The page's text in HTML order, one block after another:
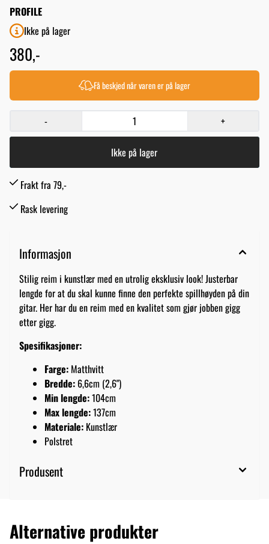
PROFILE
Ikke på lager
380,-
Få beskjed når varen er på lager
- +
Ikke på lager
Frakt fra 79,-
Rask levering
Informasjon
Stilig reim i kunstlær med en utrolig eksklusiv look! Justerbar
lengde for at du skal kunne finne den perfekte spillhøyden på din
gitar. Her har du en reim med en kvalitet som gjør jobben gigg
etter gigg.
Spesifikasjoner:
Farge: Matthvitt
Bredde: 6,6cm (2,6")
Min lengde:104cm
Max lengde:137cm
Materiale: Kunstlær
Polstret
Produsent
Alternative produkter